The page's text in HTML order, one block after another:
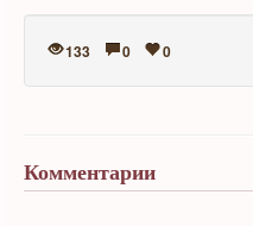
133 0 0
Комментарии